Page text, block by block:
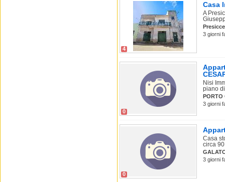
4
Casa
A
3 giorni
0
Nisi
piano
PORTO
3 giorni
0
Casa
circa
3 giorni